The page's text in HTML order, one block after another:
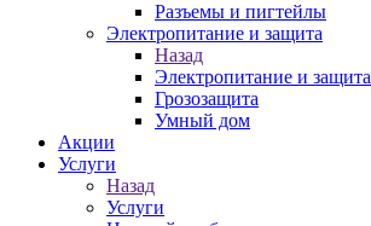
Разъемы и пигтейлы
Электропитание и защита
Назад
Электропитание и защита
Грозозащита
Умный дом
Акции
Услуги
Назад
Услуги